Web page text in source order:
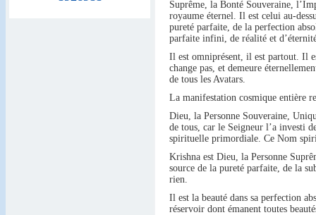
Suprême, la Bonté Souveraine,
royaume éternel. Il est celui au-
pureté parfaite, de la perfection
parfaite infini, de réalité et
Il est omniprésent, il est partout. Il
change pas, et demeure
de tous les Avatars.
La manifestation cosmique entière
Dieu, la Personne Souveraine,
de tous, car le Seigneur l’a investi
spirituelle primordiale. Ce Nom
Krishna est Dieu, la Personne
source de la pureté parfaite, de la
rien.
Il est la beauté dans sa perfection
réservoir dont émanent toutes